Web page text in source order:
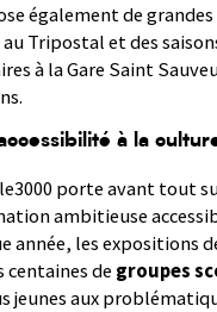
également de
Tripostal et des
à la Gare Saint
à la
porte avant tout
ambitieuse
année, les expositions
centaines degroupes
jeunes aux